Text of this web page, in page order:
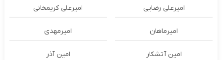
امیرعلی رضایی امیرعلی کریمخانی
امیرماهان امیرمهدی
امین آتشکار امین آذر